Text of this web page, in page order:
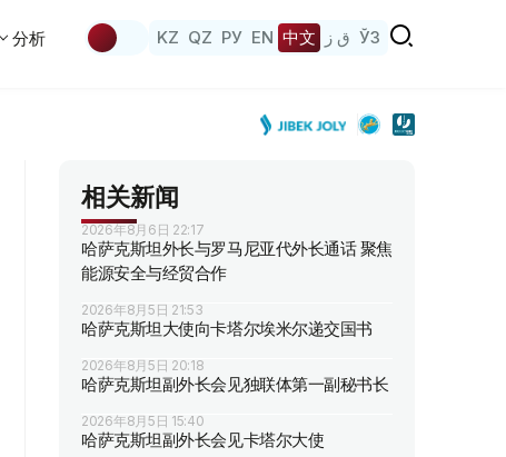
分析 KZ QZ РУ EN 中文 ق ز ЎЗ
相关新闻
2026年8月6日 22:17
哈萨克斯坦外长与罗马尼亚代外长通话 聚焦
能源安全与经贸合作
2026年8月5日 21:53
哈萨克斯坦大使向卡塔尔埃米尔递交国书
2026年8月5日 20:18
哈萨克斯坦副外长会见独联体第一副秘书长
2026年8月5日 15:40
哈萨克斯坦副外长会见卡塔尔大使